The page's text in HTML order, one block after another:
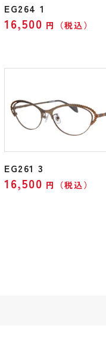
EG264 1
16,500 円（税込）
EG261 3
16,500 円（税込）